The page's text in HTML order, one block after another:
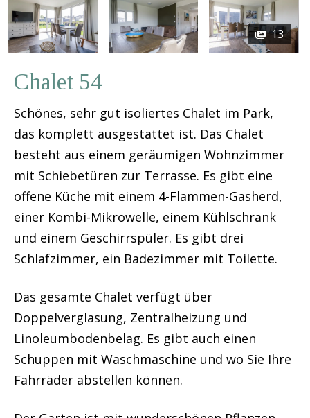
13
Chalet 54
Schönes, sehr gut isoliertes Chalet im Park,
das komplett ausgestattet ist. Das Chalet
besteht aus einem geräumigen Wohnzimmer
mit Schiebetüren zur Terrasse. Es gibt eine
offene Küche mit einem 4-Flammen-Gasherd,
einer Kombi-Mikrowelle, einem Kühlschrank
und einem Geschirrspüler. Es gibt drei
Schlafzimmer, ein Badezimmer mit Toilette.
Das gesamte Chalet verfügt über
Doppelverglasung, Zentralheizung und
Linoleumbodenbelag. Es gibt auch einen
Schuppen mit Waschmaschine und wo Sie Ihre
Fahrräder abstellen können.